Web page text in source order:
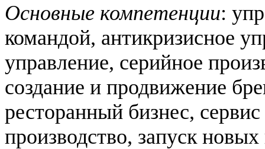
Основные компетенции:
командой, антикризисное
управление, серийное
создание и продвижение
ресторанный бизнес,
производство, запуск